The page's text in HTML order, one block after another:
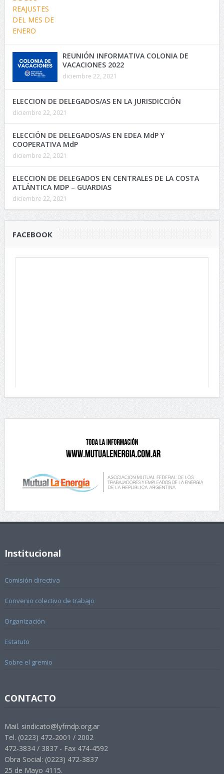
REUNIÓN INFORMATIVA COLONIA DE
VACACIONES 2022
diciembre 22, 2021
ELECCION DE DELEGADOS/AS EN LA JURISDICCIÓN
diciembre 22, 2021
ELECCIÓN DE DELEGADOS/AS EN EDEA MdP Y
COOPERATIVA MdP
diciembre 22, 2021
ELECCION DE DELEGADOS EN CENTRALES DE LA COSTA
ATLÁNTICA MDP – GUARDIAS
diciembre 22, 2021
FACEBOOK
Institucional
Comisión directiva
Convenio colectivo de trabajo
Organización
Estatuto
Sobre el gremio
CONTACTO
Mail. sindicato@lyfmdp.org.ar
Tel. (0223) 472-2001 / 2002
472-3834 / 3837 - Fax 474-4592
Obra Social: (0223) 472-3837
25 de Mayo 4115.